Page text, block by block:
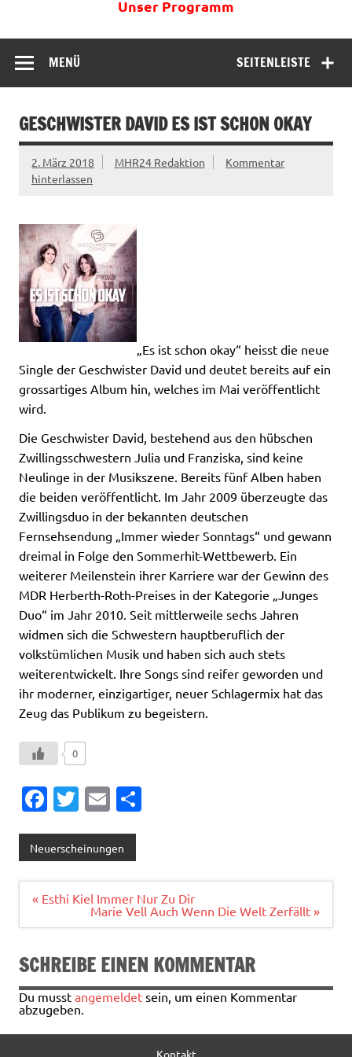
Unser Programm
SEITENLEISTE
MENÜ
GESCHWISTER DAVID ES IST SCHON OKAY
2. März 2018 MHR24 Redaktion
Kommentar
hinterlassen
„Es ist schon okay“ heisst die neue
Single der Geschwister David und deutet bereits auf ein
grossartiges Album hin, welches im Mai veröffentlicht
wird.
Die Geschwister David, bestehend aus den hübschen
Zwillingsschwestern Julia und Franziska, sind keine
Neulinge in der Musikszene. Bereits fünf Alben haben
die beiden veröffentlicht. Im Jahr 2009 überzeugte das
Zwillingsduo in der bekannten deutschen
Fernsehsendung „Immer wieder Sonntags“ und gewann
dreimal in Folge den Sommerhit-Wettbewerb. Ein
weiterer Meilenstein ihrer Karriere war der Gewinn des
MDR Herberth-Roth-Preises in der Kategorie „Junges
Duo“ im Jahr 2010. Seit mittlerweile sechs Jahren
widmen sich die Schwestern hauptberuflich der
volkstümlichen Musik und haben sich auch stets
weiterentwickelt. Ihre Songs sind reifer geworden und
ihr moderner, einzigartiger, neuer Schlagermix hat das
Zeug das Publikum zu begeistern.
0
Fa
e
b
o
o
k
T
it
te
r
E
ai
l
n
Neuerscheinungen
Beitragsnavigation
« Esthi Kiel Immer Nur Zu Dir
Marie Vell Auch Wenn Die Welt Zerfällt »
SCHREIBE EINEN KOMMENTAR
Du musst angemeldet sein, um einen Kommentar
abzugeben.
Kontakt